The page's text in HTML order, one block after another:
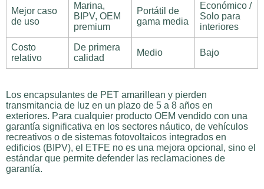
Mejor caso
de uso
Marina,
BIPV, OEM
premium
Portátil de
gama media
Económico /
Solo para
interiores
Costo
relativo
De primera
calidad
Medio Bajo
Los encapsulantes de PET amarillean y pierden
transmitancia de luz en un plazo de 5 a 8 años en
exteriores. Para cualquier producto OEM vendido con una
garantía significativa en los sectores náutico, de vehículos
recreativos o de sistemas fotovoltaicos integrados en
edificios (BIPV), el ETFE no es una mejora opcional, sino el
estándar que permite defender las reclamaciones de
garantía.